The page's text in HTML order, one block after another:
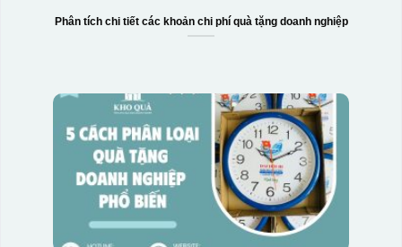
Phân tích chi tiết các khoản chi phí quà tặng doanh nghiệp